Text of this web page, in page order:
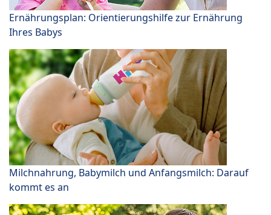
Ernährungsplan: Orientierungshilfe zur Ernährung
Ihres Babys
Milchnahrung, Babymilch und Anfangsmilch: Darauf
kommt es an